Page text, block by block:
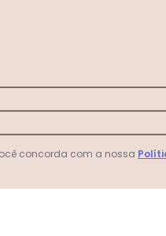
concorda com a nossa